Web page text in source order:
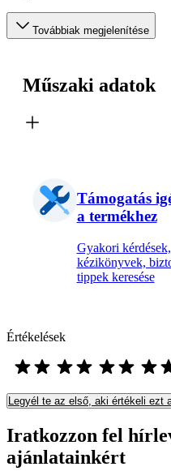
Továbbiak megjelenítése
Műszaki adatok
Támogatás
a termékhez
Gyakori
kézikönyvek,
tippek keresése
Értékelések
Legyél te az első, aki értékeli ezt
Iratkozzon fel
ajánlatainkért​